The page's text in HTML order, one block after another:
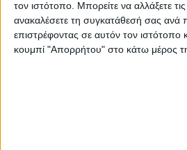
τον ιστότοπο. Μπορείτε να αλλάξετε
ανακαλέσετε τη συγκατάθεσή σας ανά
επιστρέφοντας σε αυτόν τον ιστότοπο
κουμπί "Απορρήτου" στο κάτω μέρος
ΜΑΚΙΓΙΆΖ
Επαγγελματική κάρτα beauty expert με
Από€45.00 (πλέον ΦΠΑ)